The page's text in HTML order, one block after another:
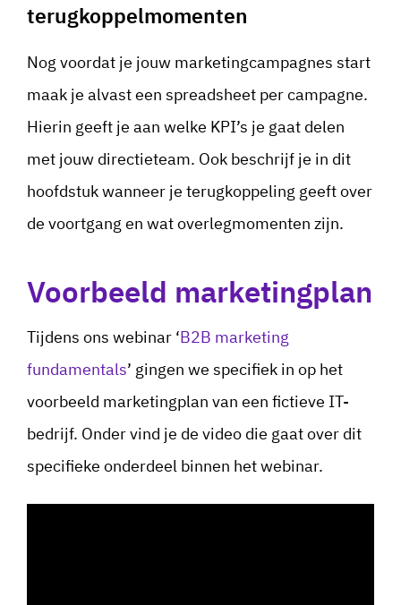
terugkoppelmomenten
Nog voordat je jouw marketingcampagnes start
maak je alvast een spreadsheet per campagne.
Hierin geeft je aan welke KPI’s je gaat delen
met jouw directieteam. Ook beschrijf je in dit
hoofdstuk wanneer je terugkoppeling geeft over
de voortgang en wat overlegmomenten zijn.
Voorbeeld marketingplan
Tijdens ons webinar ‘B2B marketing
fundamentals’ gingen we specifiek in op het
voorbeeld marketingplan van een fictieve IT-
bedrijf. Onder vind je de video die gaat over dit
specifieke onderdeel binnen het webinar.